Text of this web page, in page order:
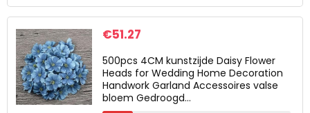
€51.27
500pcs 4CM kunstzijde Daisy Flower
Heads for Wedding Home Decoration
Handwork Garland Accessoires valse
bloem Gedroogd…